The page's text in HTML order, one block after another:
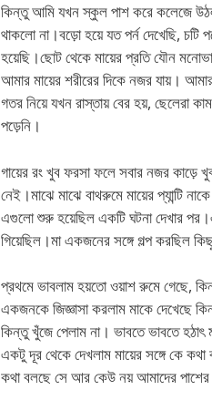
কিন্তু আমি যখন স্কুল পাশ করে কলেজে
থাকলো না।বড়ো হয়ে যত পর্ন দেখেছি, চটি
হয়েছি।ছোট থেকে মায়ের প্রতি যৌন
আমার মায়ের শরীরের দিকে নজর যায়।
গতর নিয়ে যখন রাস্তায় বের হয়, ছেলেরা
পড়েনি।
গায়ের রং খুব ফরসা ফলে সবার নজর কাড়ে
নেই।মাঝে মাঝে বাথরুমে মায়ের প্যান্টি
এগুলো শুরু হয়েছিল একটি ঘটনা দেখার
গিয়েছিল।মা একজনের সঙ্গে গল্প করছিল
প্রথমে ভাবলাম হয়তো ওয়াশ রুমে গেছে,
একজনকে জিজ্ঞাসা করলাম মাকে দেখেছে
কিন্তু খুঁজে পেলাম না। ভাবতে ভাবতে
একটু দূর থেকে দেখলাম মায়ের সঙ্গে কে
কথা বলছে সে আর কেউ নয় আমাদের